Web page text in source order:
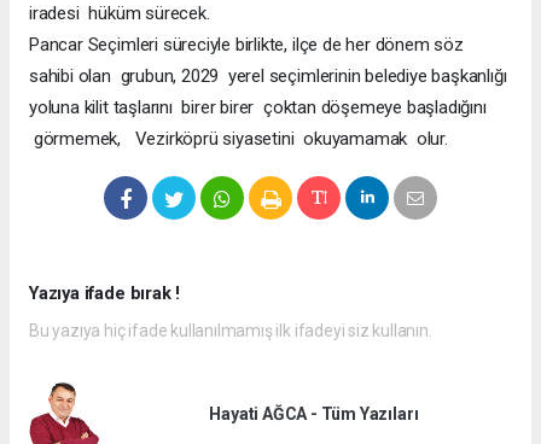
iradesi hüküm sürecek.
Pancar Seçimleri süreciyle birlikte, ilçe de her dönem söz
sahibi olan grubun, 2029 yerel seçimlerinin belediye başkanlığı
yoluna kilit taşlarını birer birer çoktan döşemeye başladığını
görmemek, Vezirköprü siyasetini okuyamamak olur.
Yazıya ifade bırak !
Bu yazıya hiç ifade kullanılmamış ilk ifadeyi siz kullanın.
Hayati AĞCA - Tüm Yazıları